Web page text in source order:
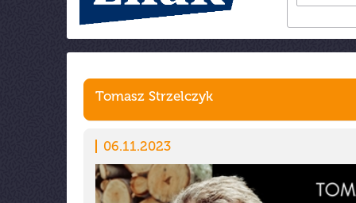
Tomasz Strzelczyk
06.11.2023